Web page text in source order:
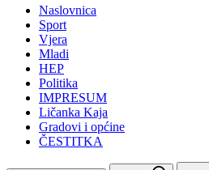
Naslovnica
Sport
Vjera
Mladi
HEP
Politika
IMPRESUM
Ličanka Kaja
Gradovi i općine
ČESTITKA